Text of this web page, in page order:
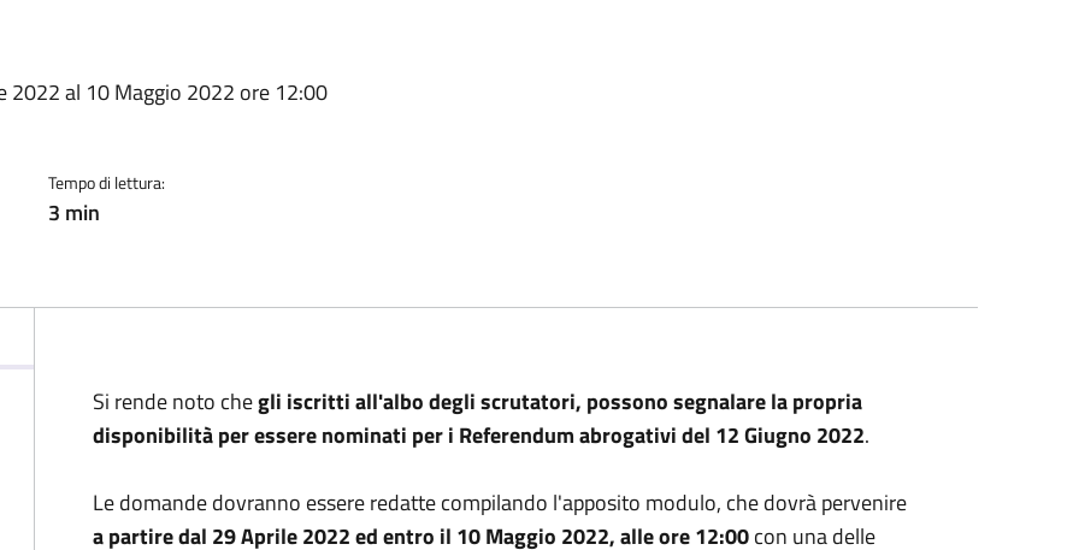
2022 al 10 Maggio 2022 ore 12:00
Tempo di lettura:
3 min
Si rende noto chegli iscritti all'albo degli scrutatori, possono segnalare la propria
disponibilità per essere nominati per i Referendum abrogativi del 12 Giugno 2022.
Le domande dovranno essere redatte compilando l'apposito modulo, che dovrà pervenire
a partire dal 29 Aprile 2022 ed entro il 10 Maggio 2022, alle ore 12:00con una delle